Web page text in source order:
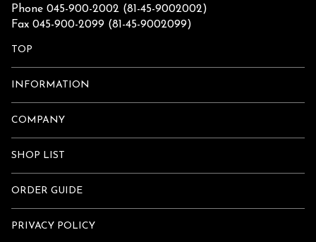
Phone 045-900-2002 (81-45-9002002)
Fax 045-900-2099 (81-45-9002099)
TOP
INFORMATION
COMPANY
SHOP LIST
ORDER GUIDE
PRIVACY POLICY